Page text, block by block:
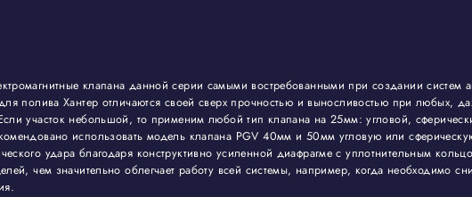
клапана данной серии самыми востребованными при создании систем
полива Хантер отличаются своей сверх прочностью и выносливостью при любых,
участок небольшой, то применим любой тип клапана на 25мм: угловой,
использовать модель клапана PGV 40мм и 50мм угловую или
удара благодаря конструктивно усиленной диафрагме с уплотнительным
чем значительно облегчает работу всей системы, например, когда необходимо